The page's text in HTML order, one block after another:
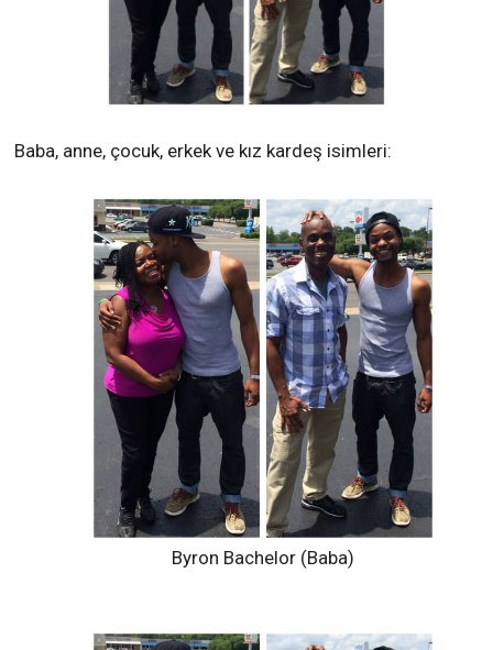
Baba, anne, çocuk, erkek ve kız kardeş isimleri:
Byron Bachelor (Baba)